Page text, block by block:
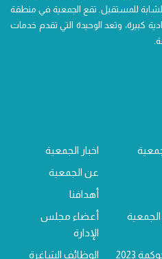
الشابة للمستقبل. تقع الجمعية في منطقة
كبيرة، وتعد الوحيدة التي تقدم خدمات
اخبار الجمعية
عن الجمعية
أهدافنا
أعضاء مجلس
الإدارة
2023 الوظائف الشاغرة